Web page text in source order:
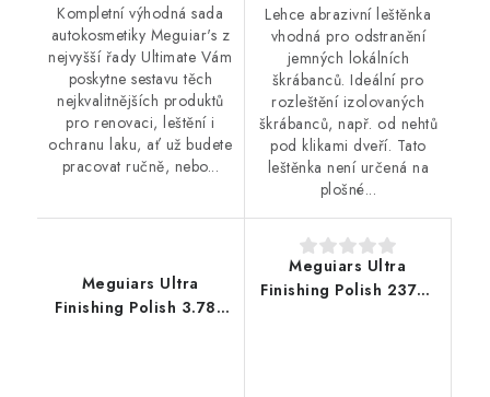
Kompletní výhodná sada
autokosmetiky Meguiar's z
nejvyšší řady Ultimate Vám
poskytne sestavu těch
nejkvalitnějších produktů
pro renovaci, leštění i
ochranu laku, ať už budete
pracovat ručně, nebo...
Lehce abrazivní leštěnka
vhodná pro odstranění
jemných lokálních
škrábanců. Ideální pro
rozleštění izolovaných
škrábanců, např. od nehtů
pod klikami dveří. Tato
leštěnka není určená na
plošné...
Meguiars Ultra
Finishing Polish 3.78L
Meguiars Ultra
Finishing Polish 237ml